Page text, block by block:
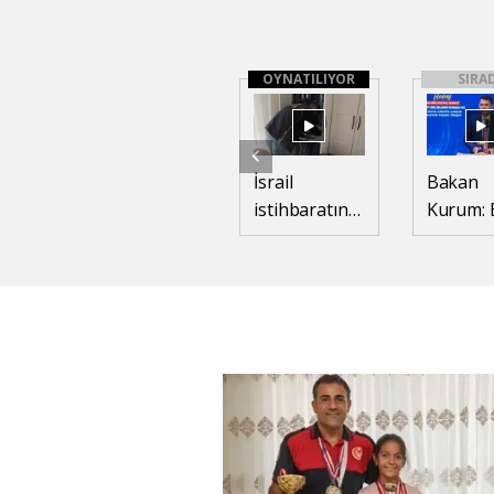
OYNATILIYOR
İsrail
istihbaratına
çalıştığı
Bakan
Kurum:
işler